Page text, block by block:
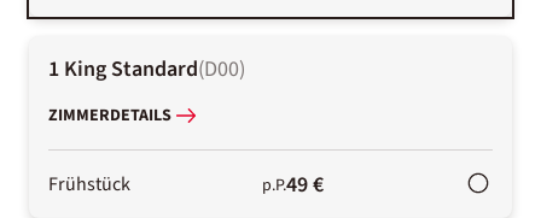
1 King Standard(D00)
ZIMMERDETAILS
Frühstück p.P.49 €